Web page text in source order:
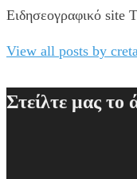
Ειδησεογραφικό site
View all posts by
Στείλτε μας το